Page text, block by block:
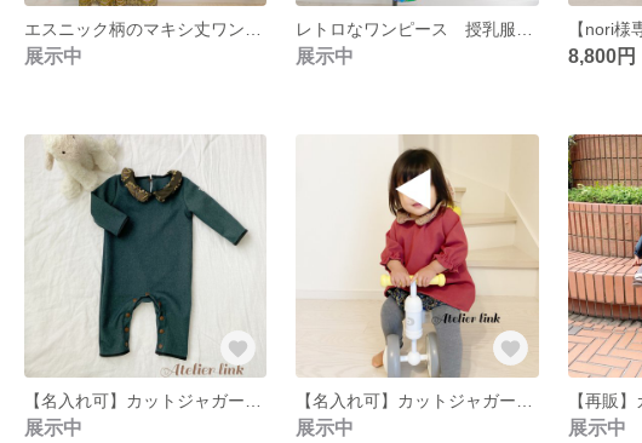
展示中 展示中 8,800円
展示中 展示中 展示中